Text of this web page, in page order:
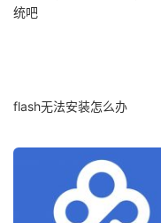
flash无法安装怎么办